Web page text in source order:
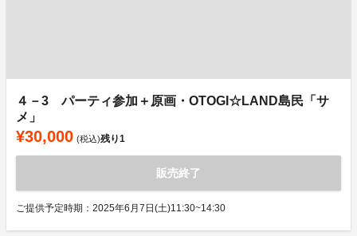
４－3 パーティ参加＋原画・OTOGI☆LAND島民「サ
メ」
¥30,000 (税込)残り1
販売終了
ご提供予定時期：2025年6月7日(土)11:30~14:30